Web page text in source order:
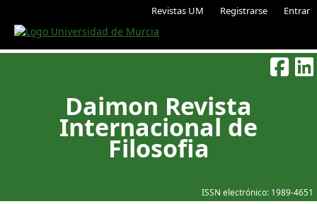
Revistas UM Registrarse Entrar
ISSN electrónico: 1989-4651
Daimon Revista
Internacional de
Filosofia